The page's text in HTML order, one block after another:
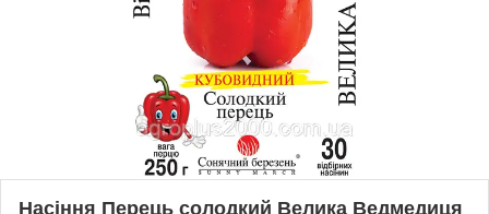
Насіння Перець солодкий Велика Ведмедиця